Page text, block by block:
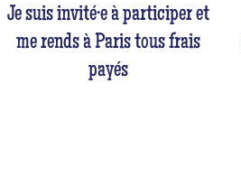
Je suis invité·e à participer et
me rends à Paris tous frais
payés